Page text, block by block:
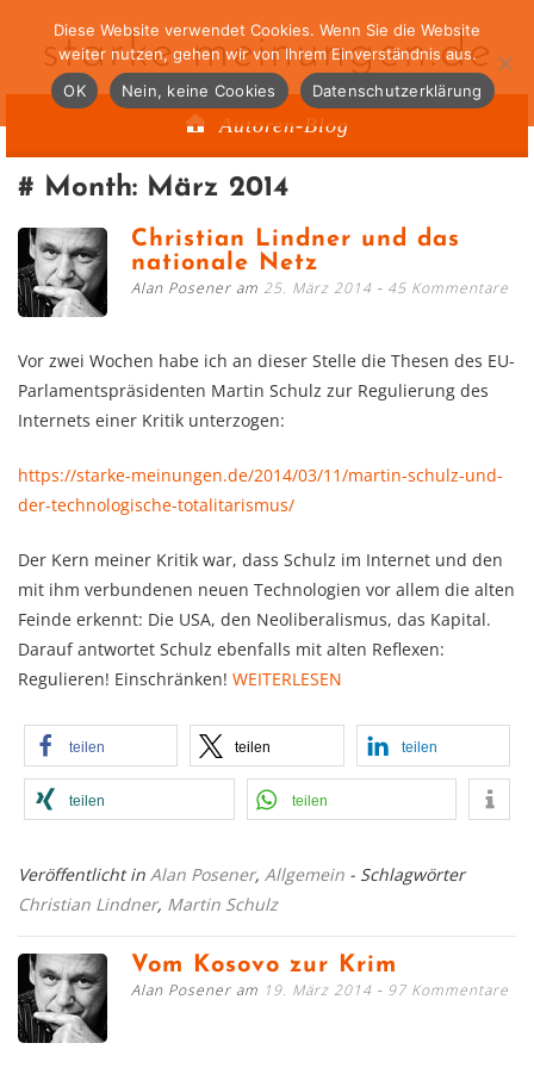
starke-meinungen.de
Autoren-Blog
Month: März 2014
Christian Lindner und das
nationale Netz
Alan Posener am 25. März 2014 45 Kommentare
Vor zwei Wochen habe ich an dieser Stelle die Thesen des EU-
Parlamentspräsidenten Martin Schulz zur Regulierung des
Internets einer Kritik unterzogen:
https://starke-meinungen.de/2014/03/11/martin-schulz-und-
der-technologische-totalitarismus/
Der Kern meiner Kritik war, dass Schulz im Internet und den
mit ihm verbundenen neuen Technologien vor allem die alten
Feinde erkennt: Die USA, den Neoliberalismus, das Kapital.
Darauf antwortet Schulz ebenfalls mit alten Reflexen:
Regulieren! Einschränken! WEITERLESEN
teilen teilen teilen
teilen teilen
Veröffentlicht in Alan Posener, Allgemein - Schlagwörter
Christian Lindner, Martin Schulz
Vom Kosovo zur Krim
Alan Posener am 19. März 2014 97 Kommentare
Diese Website verwendet Cookies. Wenn Sie die Website
weiter nutzen, gehen wir von Ihrem Einverständnis aus.
OK
Nein, keine Cookies Datenschutzerklärung